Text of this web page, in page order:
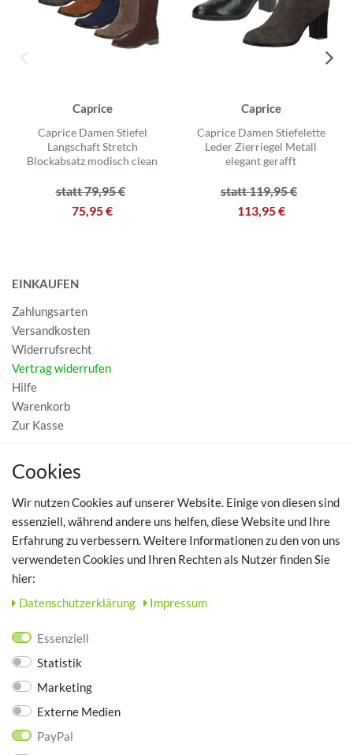
Caprice
Caprice Damen Stiefel
Langschaft Stretch
Blockabsatz modisch clean
statt 79,95 €
75,95 €
Caprice
Caprice Damen Stiefelette
Leder Zierriegel Metall
elegant gerafft
statt 119,95 €
113,95 €
EINKAUFEN
Zahlungsarten
Versandkosten
Widerrufsrecht
Vertrag widerrufen
Hilfe
Warenkorb
Zur Kasse
MEIN KONTO
TOP SCHUHTHEMEN
Hausschuhe - Bequeme Schuhe für zuhause
Datenschutz
AGB
Impressum
ZAHLUNGSARTEN
Cookies
Wir nutzen Cookies auf unserer Website. Einige von diesen sind
essenziell, während andere uns helfen, diese Website und Ihre
Erfahrung zu verbessern. Weitere Informationen zu den von uns
verwendeten Cookies und Ihren Rechten als Nutzer finden Sie
hier:
Daten­schutz­erklärung
Impressum
Essenziell
Statistik
Marketing
Externe Medien
PayPal